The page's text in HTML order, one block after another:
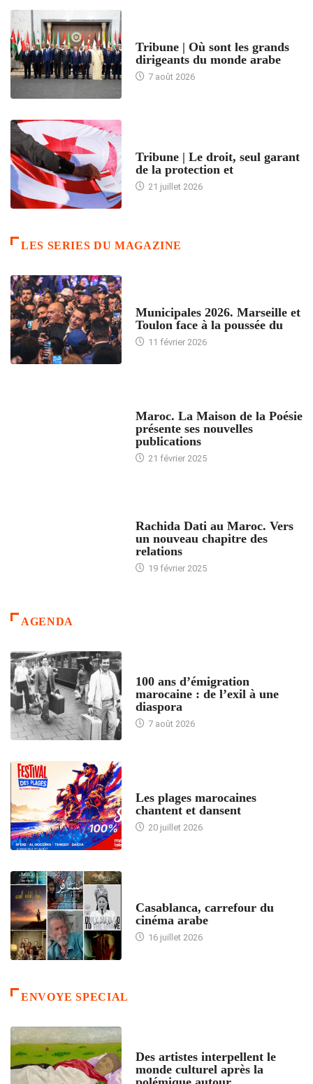
Tribune | Où sont les grands
dirigeants du monde arabe
7 août 2026
Tribune | Le droit, seul garant
de la protection et
21 juillet 2026
LES SERIES DU MAGAZINE
Municipales 2026. Marseille et
Toulon face à la poussée du
11 février 2026
Maroc. La Maison de la Poésie
présente ses nouvelles
publications
21 février 2025
Rachida Dati au Maroc. Vers
un nouveau chapitre des
relations
19 février 2025
AGENDA
100 ans d’émigration
marocaine : de l’exil à une
diaspora
7 août 2026
Les plages marocaines
chantent et dansent
20 juillet 2026
Casablanca, carrefour du
cinéma arabe
16 juillet 2026
ENVOYE SPECIAL
Des artistes interpellent le
monde culturel après la